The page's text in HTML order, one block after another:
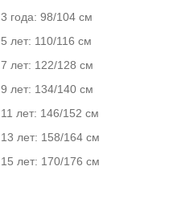
3 года: 98/104 см
5 лет: 110/116 см
7 лет: 122/128 см
9 лет: 134/140 см
11 лет: 146/152 см
13 лет: 158/164 см
15 лет: 170/176 см